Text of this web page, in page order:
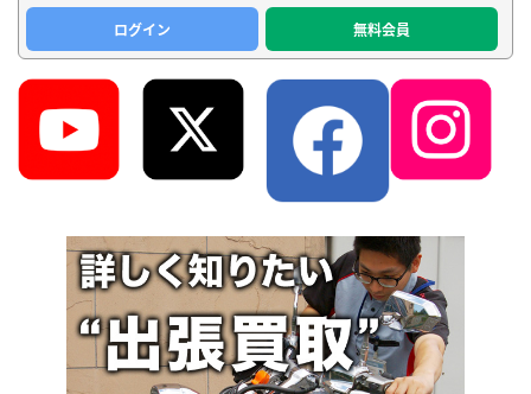
ログイン
無料会員